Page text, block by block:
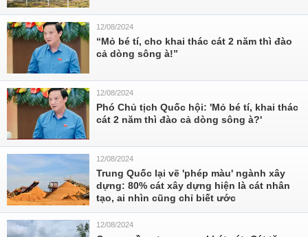
12/08/2024
“Mỏ bé tí, cho khai thác cát 2 năm thì đào
cả dòng sông à!”
12/08/2024
Phó Chủ tịch Quốc hội: 'Mỏ bé tí, khai thác
cát 2 năm thì đào cả dòng sông à?'
12/08/2024
Trung Quốc lại vẽ 'phép màu' ngành xây
dựng: 80% cát xây dựng hiện là cát nhân
tạo, ai nhìn cũng chỉ biết ước
12/08/2024